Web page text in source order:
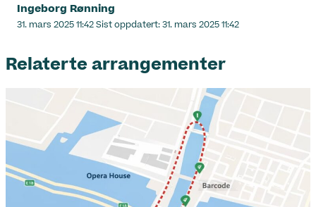
Ingeborg Rønning
Lagt
31. mars 2025 11:42Sist oppdatert:31. mars 2025 11:42
Relaterte arrangementer